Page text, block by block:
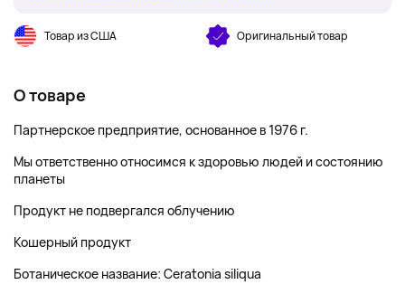
Товар из США Оригинальный товар
О товаре
Партнерское предприятие, основанное в 1976 г.
Мы ответственно относимся к здоровью людей и состоянию
планеты
Продукт не подвергался облучению
Кошерный продукт
Ботаническое название: Ceratonia siliqua